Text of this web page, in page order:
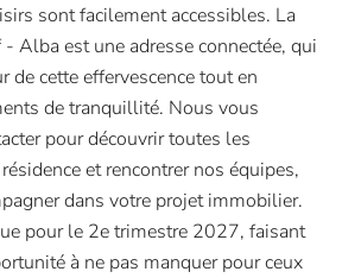
sont facilement accessibles. La
Alba est une adresse connectée, qui
cette effervescence tout en
de tranquillité. Nous vous
pour découvrir toutes les
et rencontrer nos équipes,
dans votre projet immobilier.
pour le 2e trimestre 2027, faisant
à ne pas manquer pour ceux